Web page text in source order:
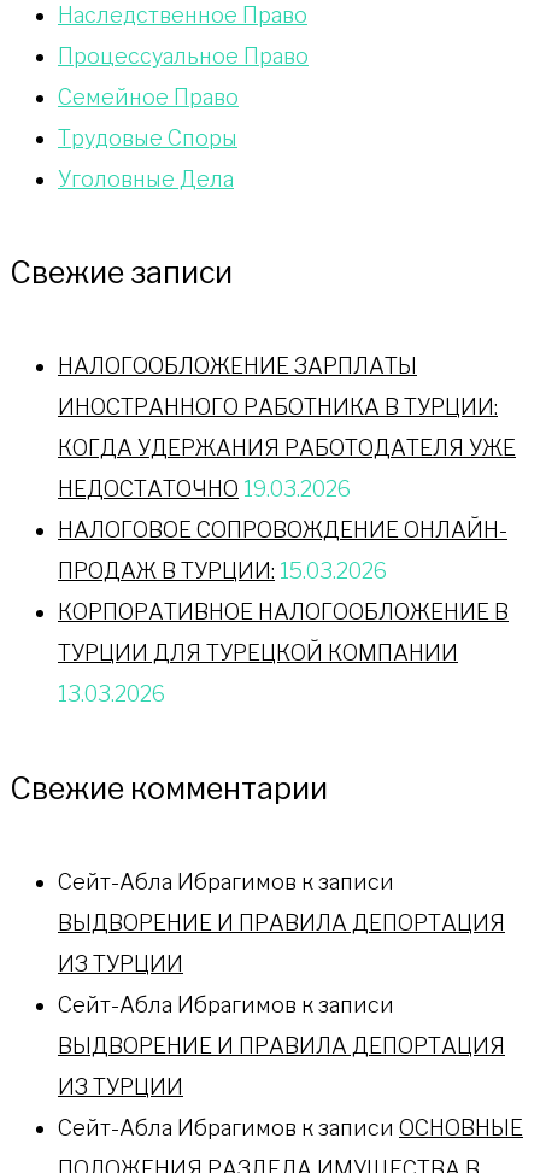
Наследственное Право
Процессуальное Право
Сeмейное Право
Трудовые Споры
Уголовные Дела
Свежие записи
НАЛОГООБЛОЖЕНИЕ ЗАРПЛАТЫ
ИНОСТРАННОГО РАБОТНИКА В ТУРЦИИ:
КОГДА УДЕРЖАНИЯ РАБОТОДАТЕЛЯ УЖЕ
НЕДОСТАТОЧНО 19.03.2026
НАЛОГОВОЕ СОПРОВОЖДЕНИЕ ОНЛАЙН-
ПРОДАЖ В ТУРЦИИ: 15.03.2026
КОРПОРАТИВНОЕ НАЛОГООБЛОЖЕНИЕ В
ТУРЦИИ ДЛЯ ТУРЕЦКОЙ КОМПАНИИ
13.03.2026
Свежие комментарии
Сейт-Абла Ибрагимов к записи
ВЫДВОРЕНИЕ И ПРАВИЛА ДЕПОРТАЦИЯ
ИЗ ТУРЦИИ
Сейт-Абла Ибрагимов к записи
ВЫДВОРЕНИЕ И ПРАВИЛА ДЕПОРТАЦИЯ
ИЗ ТУРЦИИ
Сейт-Абла Ибрагимов к записи ОСНОВНЫЕ